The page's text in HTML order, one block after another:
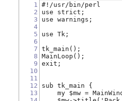
1
2
3
4
5
6
7
8
9
10
11
12
13
#!/usr/bin/perl
use strict;
use warnings;
use Tk;
tk_main();
MainLoop();
exit;
sub tk_main {
my $mw =